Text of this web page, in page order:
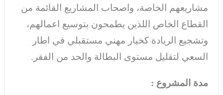
مشاريعهم الخاصة، واصحاب المشاريع القائمة من
القطاع الخاص اللذين يطمحون بتوسيع اعمالهم،
وتشجيع الريادة كخيار مهني مستقبلي في اطار
السعي لتقليل مستوى البطالة والحد من الفقر.
مدة المشروع :